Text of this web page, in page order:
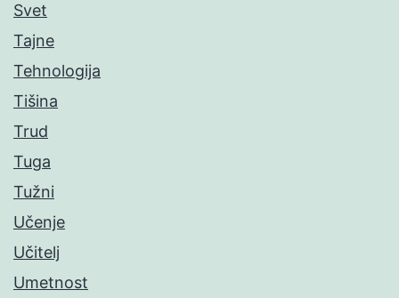
Svet
Tajne
Tehnologija
Tišina
Trud
Tuga
Tužni
Učenje
Učitelj
Umetnost